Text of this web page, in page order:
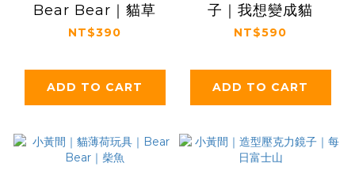
Bear Bear｜貓草
NT$390
ADD TO CART
子｜我想變成貓
NT$590
ADD TO CART